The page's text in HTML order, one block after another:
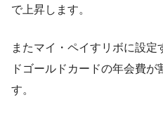
で上昇します。
またマイ・ペイすリボに設定
ドゴールドカードの年会費が
す。